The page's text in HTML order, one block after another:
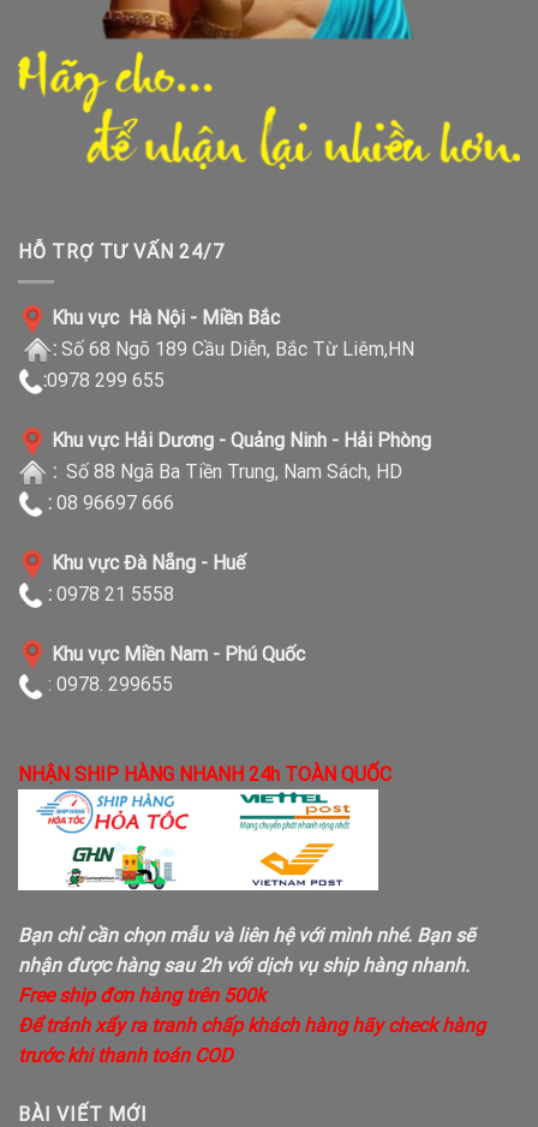
HỖ TRỢ TƯ VẤN 24/7
Khu vực Hà Nội - Miền Bắc
: Số 68 Ngõ 189 Cầu Diễn, Bắc Từ Liêm,HN
:0978 299 655
Khu vực Hải Dương - Quảng Ninh - Hải Phòng
: Số 88 Ngã Ba Tiền Trung, Nam Sách, HD
: 08 96697 666
Khu vực Đà Nẵng - Huế
: 0978 21 5558
Khu vực Miền Nam - Phú Quốc
: 0978. 299655
NHẬN SHIP HÀNG NHANH 24h TOÀN QUỐC
Bạn chỉ cần chọn mẫu và liên hệ với mình nhé. Bạn sẽ
nhận được hàng sau 2h với dịch vụ ship hàng nhanh.
Free ship đơn hàng trên 500k
Để tránh xẩy ra tranh chấp khách hàng hãy check hàng
trước khi thanh toán COD
BÀI VIẾT MỚI